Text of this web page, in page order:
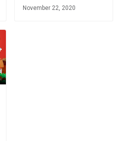
November 22, 2020